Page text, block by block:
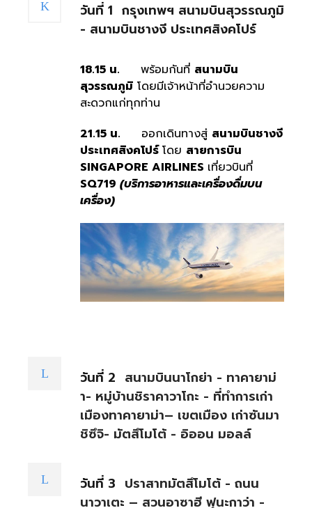
วันที่ 1 กรุงเทพฯ สนามบินสุวรรณภูมิ
- สนามบินชางงี ประเทศสิงคโปร์
18.15 น. พร้อมกันที่ สนามบิน
สุวรรณภูมิ โดยมีเจ้าหน้าที่อำนวยความ
สะดวกแก่ทุกท่าน
21.15 น.
ออกเดินทางสู่ สนามบินชางงี
ประเทศสิงคโปร์โดย สายการบิน
SINGAPORE AIRLINES เที่ยวบินที่
SQ719 (บริการอาหารและเครื่องดื่มบน
เครื่อง)
วันที่ 2 สนามบินนาโกย่า - ทาคายาม่
า- หมู่บ้านชิราคาวาโกะ - ที่ทำการเก่า
เมืองทาคายาม่า– เขตเมือง เก่าซันมา
ชิซึจิ- มัตสึโมโต้ - อิออน มอลล์
วันที่ 3 ปราสาทมัตสึโมโต้ - ถนน
นาวาเตะ – สวนอาซาฮี ฟุนะกาว่า -